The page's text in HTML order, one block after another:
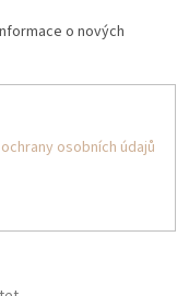
o nových
osobních údajů